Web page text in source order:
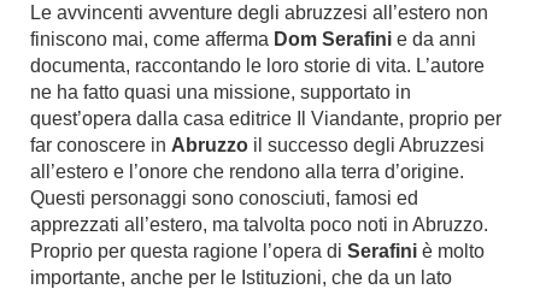
Le avvincenti avventure degli abruzzesi all’estero non
finiscono mai, come afferma Dom Serafini e da anni
documenta, raccontando le loro storie di vita. L’autore
ne ha fatto quasi una missione, supportato in
quest’opera dalla casa editrice Il Viandante, proprio per
far conoscere in Abruzzo il successo degli Abruzzesi
all’estero e l’onore che rendono alla terra d’origine.
Questi personaggi sono conosciuti, famosi ed
apprezzati all’estero, ma talvolta poco noti in Abruzzo.
Proprio per questa ragione l’opera di Serafini è molto
importante, anche per le Istituzioni, che da un lato